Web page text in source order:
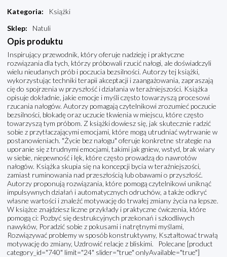
Kategoria:
Książki
Sklep: Natuli
Opis produktu
Inspirujący przewodnik, który oferuje nadzieję i praktyczne
rozwiązania dla tych, którzy próbowali rzucić nałogi, ale doświadczyli
wielu nieudanych prób i poczucia bezsilności. Autorzy tej książki,
wykorzystując techniki terapii akceptacji i zaangażowania, zapraszają
cię do spojrzenia w przyszłość i działania w teraźniejszości. Książka
opisuje dokładnie, jakie emocje i myśli często towarzyszą procesowi
rzucania nałogów. Autorzy pomagają czytelnikowi zrozumieć poczucie
bezsilności, blokadę oraz uczucie tkwienia w miejscu, które często
towarzyszą tym próbom. Z książki dowiesz się, jak skutecznie radzić
sobie z przytłaczającymi emocjami, które mogą utrudniać wytrwanie w
postanowieniach. "Życie bez nałogu" oferuje konkretne strategie na
uporanie się z trudnymi emocjami, takimi jak gniew, wstyd, brak wiary
w siebie, niepewność i lęk, które często prowadzą do nawrotów
nałogów. Książka skupia się na koncepcji bycia w teraźniejszości,
zamiast ruminowania nad przeszłością lub obawami o przyszłość.
Autorzy proponują rozwiązania, które pomogą czytelnikowi uniknąć
impulsywnych działań i automatycznych odruchów, a także odkryć
własne wartości i znaleźć motywację do trwałej zmiany życia na lepsze.
W książce znajdziesz liczne przykłady i praktyczne ćwiczenia, które
pomogą ci: Pozbyć się destrukcyjnych przekonań i szkodliwych
nawyków, Poradzić sobie z pokusami i natrętnymi myślami,
Rozwiązywać problemy w sposób konstruktywny, Kształtować trwałą
motywację do zmiany, Uzdrowić relacje z bliskimi. Polecane [product
category_id="740" limit="24" slider="true" onlyAvailable="true"]